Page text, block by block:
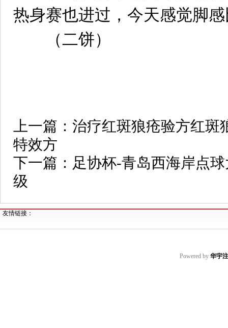
热身赛也进过，今天感觉脚
（二饼）
上一篇： 治疗红斑狼疮验方红斑
特效方
下一篇： 足协杯-青岛西海岸点
级
友情链接：
Powered by 华宇